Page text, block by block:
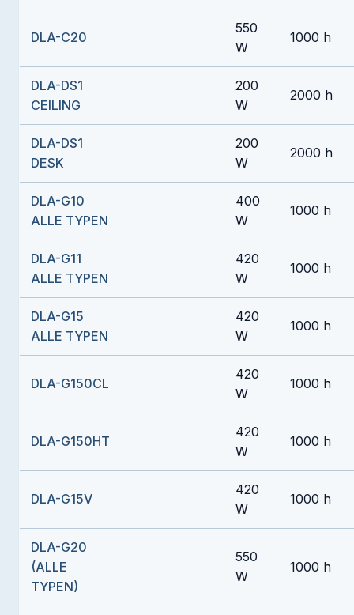
DLA-C20
550
W
1000 h
DLA-DS1
CEILING
200
W
2000 h
DLA-DS1
DESK
200
W
2000 h
DLA-G10
ALLE TYPEN
400
W
1000 h
DLA-G11
ALLE TYPEN
420
W
1000 h
DLA-G15
ALLE TYPEN
420
W
1000 h
DLA-G150CL
420
W
1000 h
DLA-G150HT
420
W
1000 h
DLA-G15V
420
W
1000 h
DLA-G20
(ALLE
TYPEN)
550
W
1000 h